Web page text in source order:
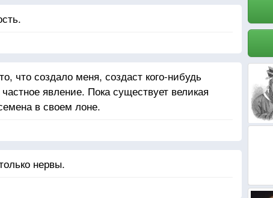
что создало меня, создаст кого-нибудь
явление. Пока существует великая
в своем лоне.
нервы.